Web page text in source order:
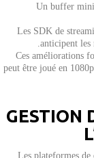
Un buffer
Les SDK de
anticipent les
Ces améliorations
peut être joué en
GESTION
Les plateformes de